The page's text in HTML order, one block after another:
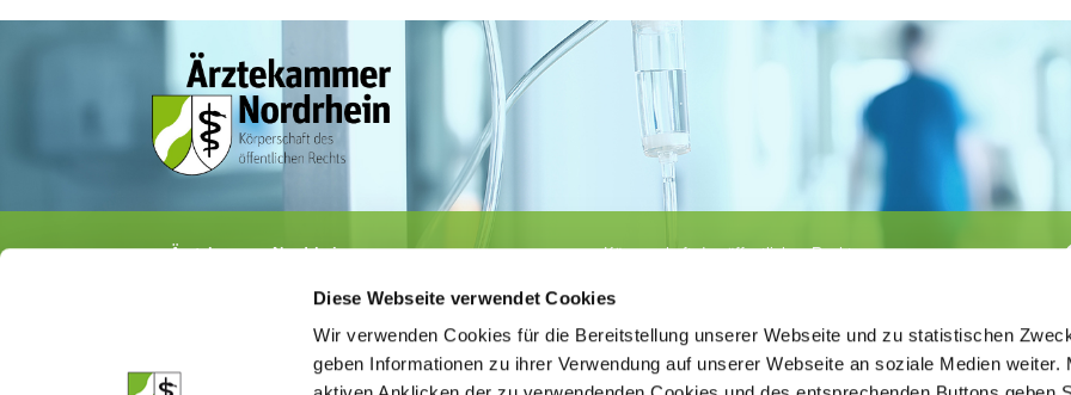
Diese Webseite verwendet Cookies
Wir verwenden Cookies für die Bereitstellung unserer Webseite und zu statistischen
geben Informationen zu ihrer Verwendung auf unserer Webseite an soziale Medien weiter.
Ärztekammer Nordrhein
· Fax 0211 / 4302 2009
aerztekammer@aekno.de
Körperschaft des öffentlichen Rechts